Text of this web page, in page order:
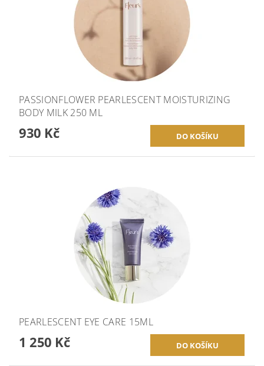
PASSIONFLOWER PEARLESCENT MOISTURIZING
BODY MILK 250 ML
930 Kč
PEARLESCENT EYE CARE 15ML
1 250 Kč